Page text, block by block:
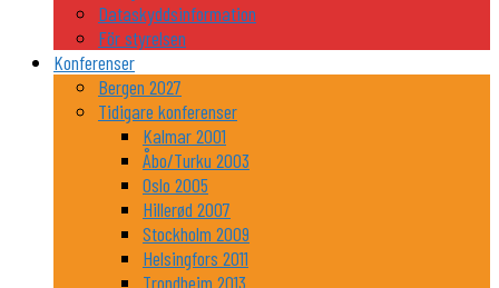
Dataskyddsinformation
För styrelsen
Konferenser
Bergen 2027
Tidigare konferenser
Kalmar 2001
Åbo/Turku 2003
Oslo 2005
Hillerød 2007
Stockholm 2009
Helsingfors 2011
Trondheim 2013